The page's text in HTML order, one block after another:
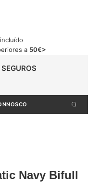
a 50€>
Navy Bifull